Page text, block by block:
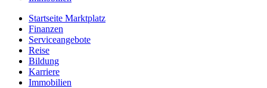
Startseite Marktplatz
Finanzen
Serviceangebote
Reise
Bildung
Karriere
Immobilien